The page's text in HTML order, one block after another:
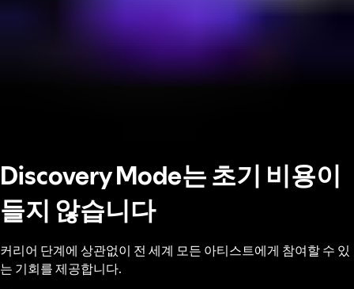
Discovery Mode는 초기 비용이
들지 않습니다
커리어 단계에 상관없이 전 세계 모든 아티스트에게 참여할 수 있
는 기회를 제공합니다.